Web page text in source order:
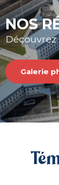
NOS
Galerie